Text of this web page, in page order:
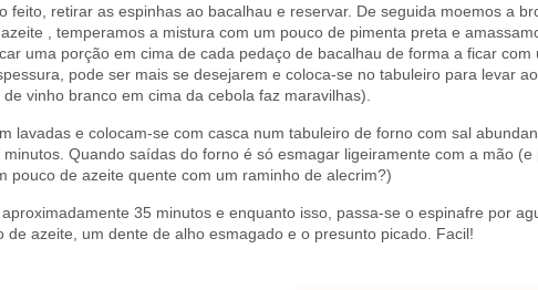
feito, retirar as espinhas ao bacalhau e reservar. De seguida moemos a
, temperamos a mistura com um pouco de pimenta preta e
uma porção em cima de cada pedaço de bacalhau de forma a ficar com
pode ser mais se desejarem e coloca-se no tabuleiro para levar
vinho branco em cima da cebola faz maravilhas).
lavadas e colocam-se com casca num tabuleiro de forno com sal
Quando saídas do forno é só esmagar ligeiramente com a mão
pouco de azeite quente com um raminho de alecrim?)
35 minutos e enquanto isso, passa-se o espinafre por
azeite, um dente de alho esmagado e o presunto picado. Facil!